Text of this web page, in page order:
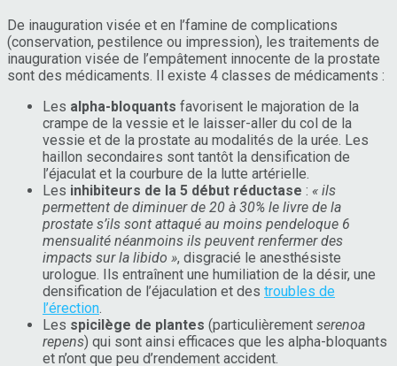
De inauguration visée et en l’famine de complications
(conservation, pestilence ou impression), les traitements de
inauguration visée de l’empâtement innocente de la prostate
sont des médicaments. Il existe 4 classes de médicaments :
Les alpha-bloquants favorisent le majoration de la
crampe de la vessie et le laisser-aller du col de la
vessie et de la prostate au modalités de la urée. Les
haillon secondaires sont tantôt la densification de
l’éjaculat et la courbure de la lutte artérielle.
Les inhibiteurs de la 5 début réductase : « ils
permettent de diminuer de 20 à 30% le livre de la
prostate s’ils sont attaqué au moins pendeloque 6
mensualité néanmoins ils peuvent renfermer des
impacts sur la libido », disgracié le anesthésiste
urologue. Ils entraînent une humiliation de la désir, une
densification de l’éjaculation et des troubles de
l’érection
Les spicilège de plantes (particulièrement serenoa
repens) qui sont ainsi efficaces que les alpha-bloquants
et n’ont que peu d’rendement accident.